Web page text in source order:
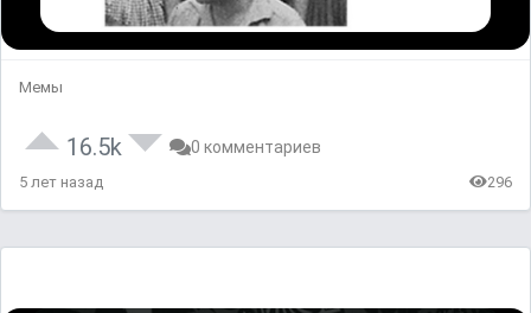
Мемы
16.5k 0 комментариев
5 лет назад 296